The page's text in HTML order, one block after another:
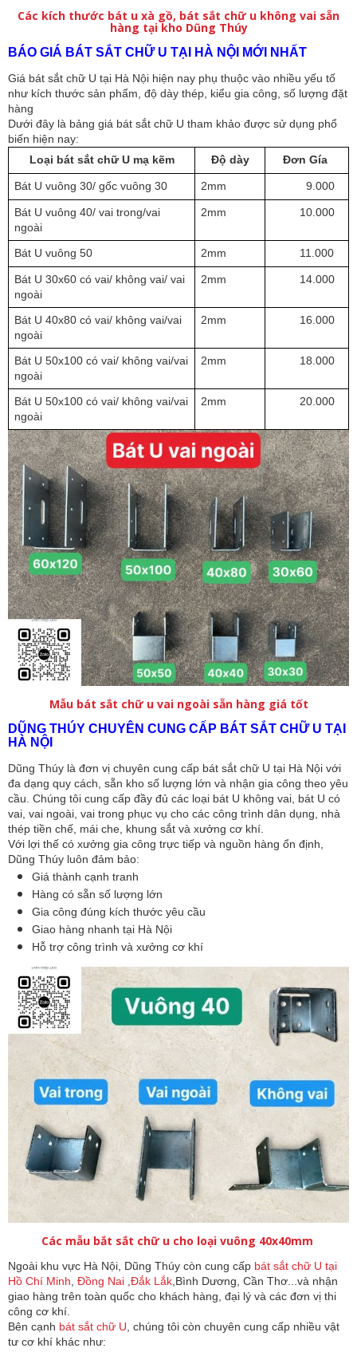
Các kích thước bát u xà gồ, bát sắt chữ u không vai sẵn
hàng tại kho Dũng Thúy
BÁO GIÁ BÁT SẮT CHỮ U TẠI HÀ NỘI MỚI NHẤT
Giá bát sắt chữ U tại Hà Nội hiện nay phụ thuộc vào nhiều yếu tố
như kích thước sản phẩm, độ dày thép, kiểu gia công, số lượng đặt
hàng
Dưới đây là bảng giá bát sắt chữ U tham khảo được sử dụng phổ
biến hiện nay:
Loại bát sắt chữ U mạ kẽm
Độ dày Đơn Gía
Bát U vuông 30/ gốc vuông 30 2mm 9.000
Bát U vuông 40/ vai trong/vai
ngoài
2mm 10.000
Bát U vuông 50 2mm 11.000
Bát U 30x60 có vai/ không vai/ vai
ngoài
2mm 14.000
Bát U 40x80 có vai/ không vai/vai
ngoài
2mm 16.000
Bát U 50x100 có vai/ không vai/vai
ngoài
2mm 18.000
Bát U 50x100 có vai/ không vai/vai
ngoài
2mm 20.000
Mẫu bát sắt chữ u vai ngoài sẵn hàng giá tốt
DŨNG THÚY CHUYÊN CUNG CẤP BÁT SẮT CHỮ U TẠI
HÀ NỘI
Dũng Thúy là đơn vị chuyên cung cấp bát sắt chữ U tại Hà Nội với
đa dạng quy cách, sẵn kho số lượng lớn và nhận gia công theo yêu
cầu. Chúng tôi cung cấp đầy đủ các loại bát U không vai, bát U có
vai, vai ngoài, vai trong phục vụ cho các công trình dân dụng, nhà
thép tiền chế, mái che, khung sắt và xưởng cơ khí.
Với lợi thế có xưởng gia công trực tiếp và nguồn hàng ổn định,
Dũng Thúy luôn đảm bảo:
Giá thành cạnh tranh
Hàng có sẵn số lượng lớn
Gia công đúng kích thước yêu cầu
Giao hàng nhanh tại Hà Nội
Hỗ trợ công trình và xưởng cơ khí
Các mẫu bắt sắt chữ u cho loại vuông 40x40mm
Ngoài khu vực Hà Nội, Dũng Thúy còn cung cấp bát sắt chữ U tại
Hồ Chí Minh Đồng Nai Đắk Lắk ,Bình Dương, Cần Thơ...và nhận
giao hàng trên toàn quốc cho khách hàng, đại lý và các đơn vị thi
công cơ khí.
Bên cạnh bát sắt chữ U , chúng tôi còn chuyên cung cấp nhiều vật
tư cơ khí khác như: